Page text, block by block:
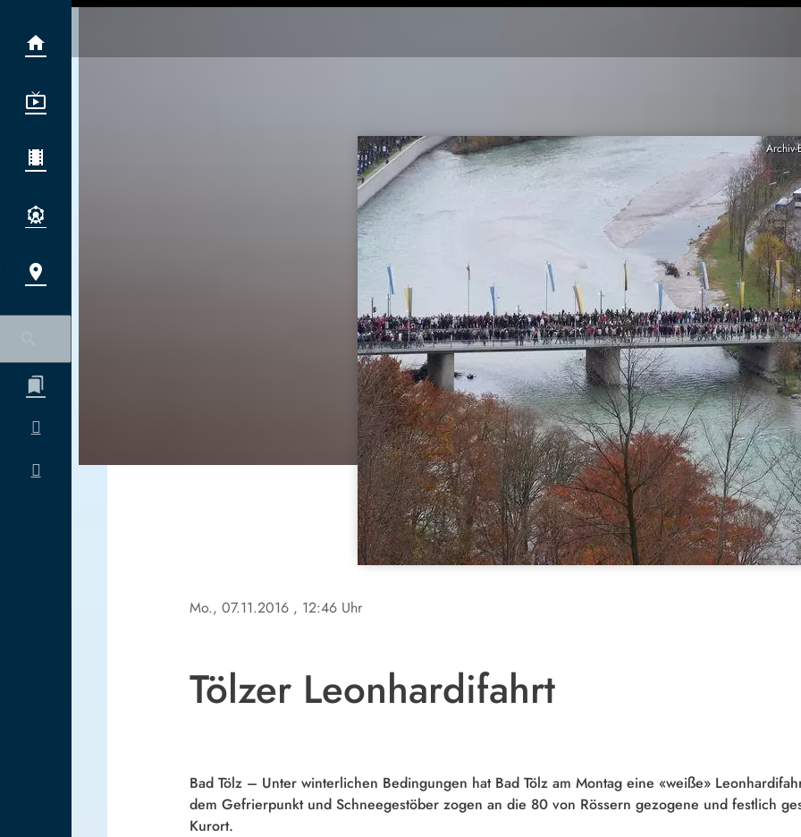
Mo., 07.11.2016 , 12:46 Uhr
Tölzer Leonhardifahrt
Bad Tölz – Unter winterlichen Bedingungen hat Bad Tölz am Montag eine «weiße»
dem Gefrierpunkt und Schneegestöber zogen an die 80 von Rössern gezogene und festlich
Kurort.